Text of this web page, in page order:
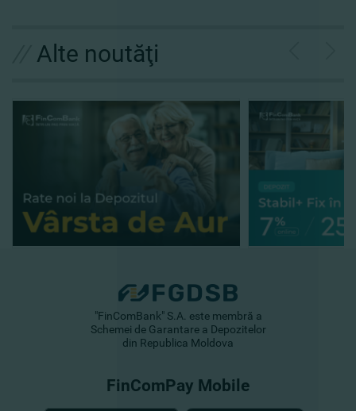
Alte noutăţi
"FinComBank" S.A. este membră a
Schemei de Garantare a Depozitelor
din Republica Moldova
FinComPay Mobile